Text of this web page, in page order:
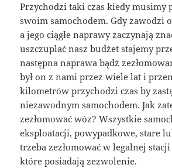
Przychodzi taki czas kiedy musimy
swoim samochodem. Gdy zawodzi
a jego ciągłe naprawy zaczynają
uszczuplać nasz budżet stajemy
następna naprawa bądź
był on z nami przez wiele lat i
kilometrów przychodzi czas by
niezawodnym samochodem. Jak
zezłomować wóz? Wszystkie
eksploatacji, powypadkowe, stare
trzeba zezłomować w legalnej
które posiadają zezwolenie.